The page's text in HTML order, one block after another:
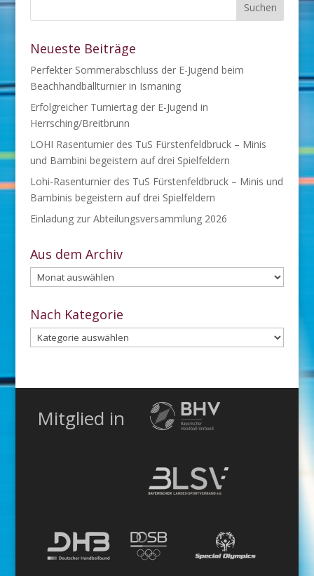
Neueste Beiträge
Perfekter Sommerabschluss der E-Jugend beim
Beachhandballturnier in Ismaning
Erfolgreicher Turniertag der E-Jugend in
Herrsching/Breitbrunn
LOHI Rasenturnier des TuS Fürstenfeldbruck – Minis
und Bambini begeistern auf drei Spielfeldern
Lohi-Rasenturnier des TuS Fürstenfeldbruck – Minis und
Bambinis begeistern auf drei Spielfeldern
Einladung zur Abteilungsversammlung 2026
Aus dem Archiv
Aus
dem
Archiv
Nach Kategorie
Nach
Kategorie
Mitglied in